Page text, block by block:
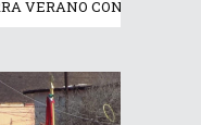
VERANO CON